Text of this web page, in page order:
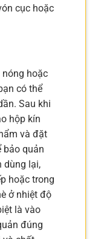
cục hoặc
nóng hoặc
có thể
Sau khi
hộp kín
và đặt
bảo quản
dùng lại,
hoặc trong
ở nhiệt độ
là vào
đúng